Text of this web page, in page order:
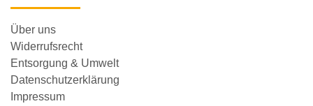
Über uns
Widerrufsrecht
Entsorgung & Umwelt
Datenschutzerklärung
Impressum